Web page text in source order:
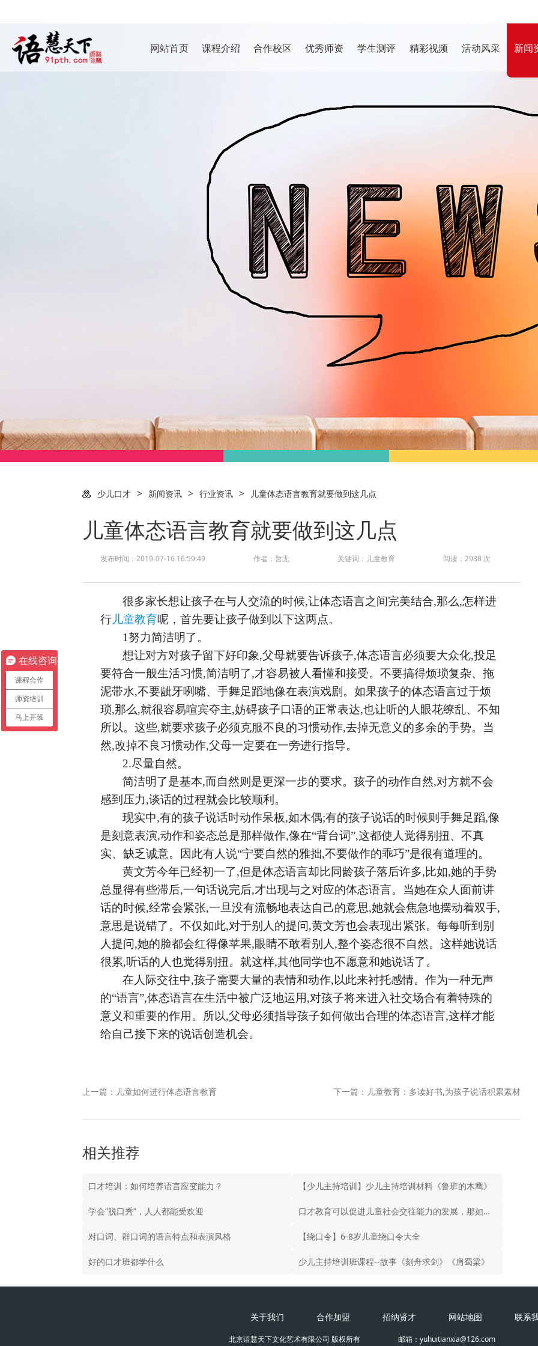
网站首页 课程介绍 合作校区 优秀师资 学生测评 精彩视频 活动风采 新闻
少儿口才 > 新闻资讯 > 行业资讯 > 儿童体态语言教育就要做到这几点
儿童体态语言教育就要做到这几点
发布时间：2019-07-16 16:59:49 作者：暂无 关键词：儿童教育 阅读：2938 次
很多家长想让孩子在与人交流的时候,让体态语言之间完美结合,那么,怎样进
行儿童教育呢，首先要让孩子做到以下这两点。
1努力简洁明了。
想让对方对孩子留下好印象,父母就要告诉孩子,体态语言必须要大众化,投足
要符合一般生活习惯,简洁明了,才容易被人看懂和接受。不要搞得烦琐复杂、拖
泥带水,不要龇牙咧嘴、手舞足蹈地像在表演戏剧。如果孩子的体态语言过于烦
琐,那么,就很容易喧宾夺主,妨碍孩子口语的正常表达,也让听的人眼花缭乱、不知
所以。这些,就要求孩子必须克服不良的习惯动作,去掉无意义的多余的手势。当
然,改掉不良习惯动作,父母一定要在一旁进行指导。
2.尽量自然。
简洁明了是基本,而自然则是更深一步的要求。孩子的动作自然,对方就不会
感到压力,谈话的过程就会比较顺利。
现实中,有的孩子说话时动作呆板,如木偶;有的孩子说话的时候则手舞足蹈,像
是刻意表演,动作和姿态总是那样做作,像在“背台词”,这都使人觉得别扭、不真
实、缺乏诚意。因此有人说“宁要自然的雅拙,不要做作的乖巧”是很有道理的。
黄文芳今年已经初一了,但是体态语言却比同龄孩子落后许多,比如,她的手势
总显得有些滞后,一句话说完后,才出现与之对应的体态语言。当她在众人面前讲
话的时候,经常会紧张,一旦没有流畅地表达自己的意思,她就会焦急地摆动着双手,
意思是说错了。不仅如此,对于别人的提问,黄文芳也会表现出紧张。每每听到别
人提问,她的脸都会红得像苹果,眼睛不敢看别人,整个姿态很不自然。这样她说话
很累,听话的人也觉得别扭。就这样,其他同学也不愿意和她说话了。
在人际交往中,孩子需要大量的表情和动作,以此来衬托感情。作为一种无声
的“语言”,体态语言在生活中被广泛地运用,对孩子将来进入社交场合有着特殊的
意义和重要的作用。所以,父母必须指导孩子如何做出合理的体态语言,这样才能
给自己接下来的说话创造机会。
上一篇：儿童如何进行体态语言教育 下一篇：儿童教育：多读好书,为孩子说话积累素材
相关推荐
口才培训：如何培养语言应变能力？ 【少儿主持培训】少儿主持培训材料《鲁班的木鹰》
学会“脱口秀”，人人都能受欢迎 口才教育可以促进儿童社会交往能力的发展，那如何进行口才教育呢？
对口词、群口词的语言特点和表演风格 【绕口令】6-8岁儿童绕口令大全
好的口才班都学什么 少儿主持培训班课程--故事《刻舟求剑》《肩蜀梁》
关于我们 合作加盟 招纳贤才 网站地图 联系
北京语慧天下文化艺术有限公司 版权所有
邮箱：yuhuitianxia@126.com
在线咨询
课程合作
师资培训
马上开班